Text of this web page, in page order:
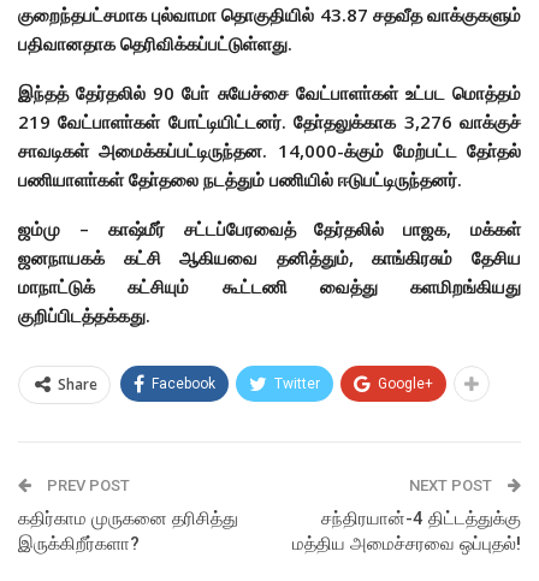
குறைந்தபட்சமாக புல்வாமா தொகுதியில் 43.87 சதவீத வாக்குகளும்
பதிவானதாக தெரிவிக்கப்பட்டுள்ளது.
இந்தத் தேர்தலில் 90 போ் சுயேச்சை வேட்பாளா்கள் உட்பட மொத்தம்
219 வேட்பாளா்கள் போட்டியிட்டனர். தோ்தலுக்காக 3,276 வாக்குச்
சாவடிகள் அமைக்கப்பட்டிருந்தன. 14,000-க்கும் மேற்பட்ட தோ்தல்
பணியாளா்கள் தோ்தலை நடத்தும் பணியில் ஈடுபட்டிருந்தனர்.
ஜம்மு – காஷ்மீர் சட்டப்பேரவைத் தேர்தலில் பாஜக, மக்கள்
ஜனநாயகக் கட்சி ஆகியவை தனித்தும், காங்கிரசும் தேசிய
மாநாட்டுக் கட்சியும் கூட்டணி வைத்து களமிறங்கியது
குறிப்பிடத்தக்கது.
Share Facebook Twitter Google+
PREV POST
கதிர்காம முருகனை தரிசித்து
இருக்கிறீர்களா?
NEXT POST
சந்திரயான்-4 திட்டத்துக்கு
மத்திய அமைச்சரவை ஒப்புதல்!